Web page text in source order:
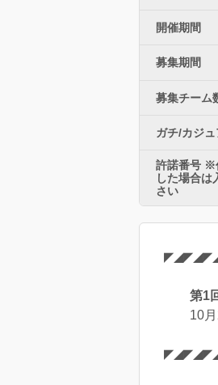
開催期間
募集期間
募集チーム
ガチ/カジ
許諾番号 ※
した場合は
さい
第1
10月